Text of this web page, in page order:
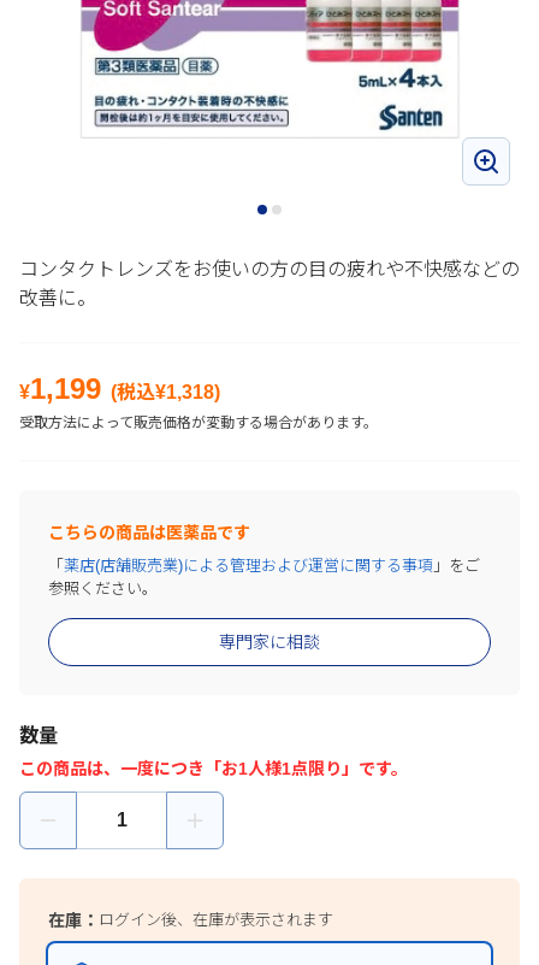
コンタクトレンズをお使いの方の目の疲れや不快感などの
改善に。
¥1,199 (税込¥1,318)
受取方法によって販売価格が変動する場合があります。
こちらの商品は医薬品です
専門家に相談
「 薬店(店舗販売業)による管理および運営に関する事項 」をご
参照ください。
数量
この商品は、一度につき「お1人様1点限り」です。
在庫： ログイン後、在庫が表示されます